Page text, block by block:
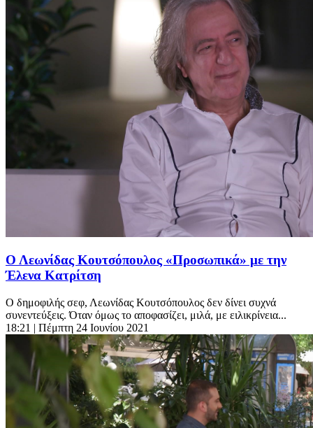
Ο Λεωνίδας Κουτσόπουλος «Προσωπικά» με την
Έλενα Κατρίτση
Ο δημοφιλής σεφ, Λεωνίδας Κουτσόπουλος δεν δίνει συχνά
συνεντεύξεις. Όταν όμως το αποφασίζει, μιλά, με ειλικρίνεια...
18:21 | Πέμπτη 24 Ιουνίου 2021